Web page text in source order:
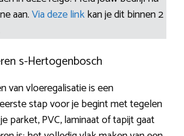
aan.Via deze linkkan je dit binnen 2
s-Hertogenbosch
van vloeregalisatie is een
stap voor je begint met tegelen
parket, PVC, laminaat of tapijt gaat